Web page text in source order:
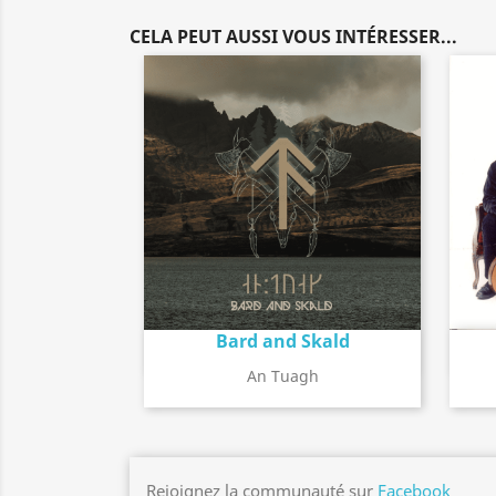
CELA PEUT AUSSI VOUS INTÉRESSER...
Bard and Skald
An Tuagh
searchDétail de l'album
Rejoignez la communauté sur Facebook